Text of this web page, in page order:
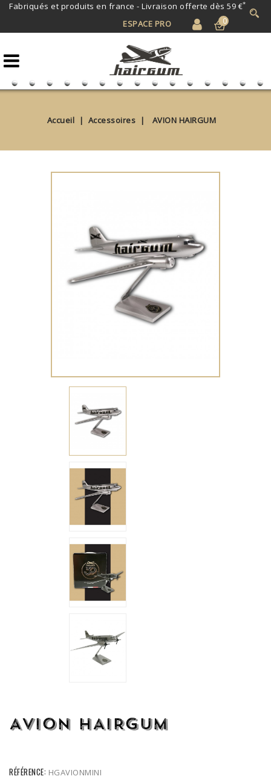
Fabriqués et produits en france - Livraison offerte dès 59 €*
0
ESPACE PRO
Accueil Accessoires AVION HAIRGUM
AVION HAIRGUM
RÉFÉRENCE: HGAVIONMINI